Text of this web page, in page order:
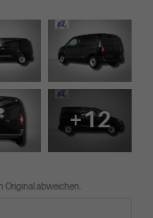
+12
abweichen.